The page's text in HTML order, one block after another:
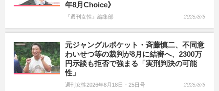
年8月Choice》
『週刊女性』編集部 2026/8/5
元ジャングルポケット・斉藤慎二、不同意
わいせつ等の裁判が8月に結審へ、2300万
円示談も拒否で強まる「実刑判決の可能
性」
週刊女性2026年8月18日・25日号 2026/8/5